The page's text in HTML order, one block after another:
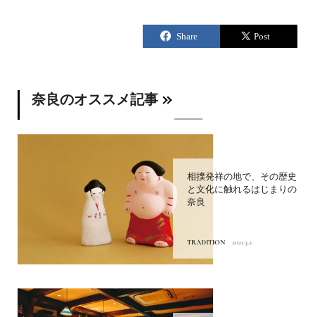
奈良のオススメ記事
相撲発祥の地で、その歴史
と文化に触れるはじまりの
奈良
TRADITION 2021.3.2